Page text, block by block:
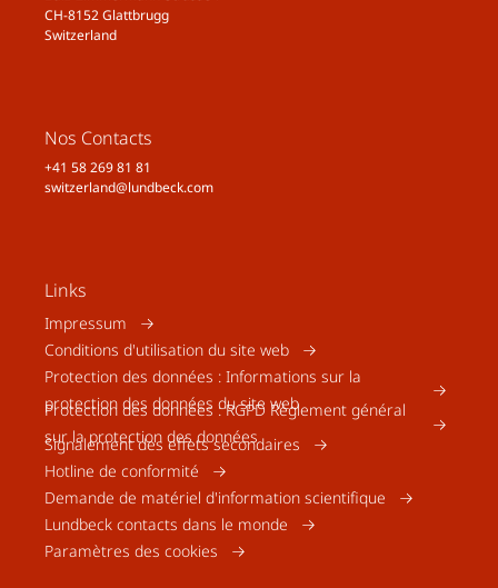
CH-8152 Glattbrugg
Switzerland
Nos Contacts
+41 58 269 81 81
switzerland@lundbeck.com
Links
Impressum
Conditions d'utilisation du site web
Protection des données : Informations sur la
protection des données du site web
Protection des données : RGPD Règlement général
sur la protection des données
Signalement des effets secondaires
Hotline de conformité
Demande de matériel d'information scientifique
Lundbeck contacts dans le monde
Paramètres des cookies